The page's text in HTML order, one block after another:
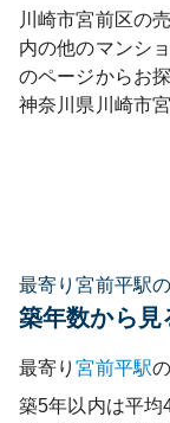
川崎市宮前区の
内の他のマンシ
のページからお
神奈川県 川崎市
最寄り宮前平駅の
築年数から見
最寄り宮前平駅
築5年以内は平均